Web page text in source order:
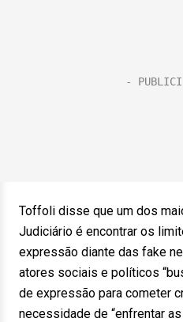
Toffoli disse que um dos
Judiciário é encontrar os
expressão diante das fake
atores sociais e políticos
de expressão para cometer
necessidade de “enfrentar